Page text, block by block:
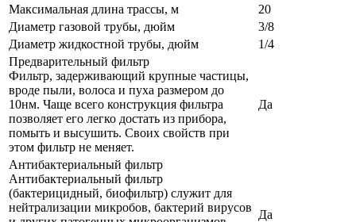
Максимальная длина трассы, м
20
Диаметр газовой трубы, дюйм
3/8
Диаметр жидкостной трубы, дюйм
1/4
Предварительный фильтр
Фильтр, задерживающий крупные частицы,
вроде пыли, волоса и пуха размером до
10нм. Чаще всего конструкция фильтра
позволяет его легко достать из прибора,
помыть и высушить. Своих свойств при
этом фильтр не меняет.
Да
Антибактериальный фильтр
Антибактериальный фильтр
(бактерицидный, биофильтр) служит для
нейтрализации микробов, бактерий вирусов
Да